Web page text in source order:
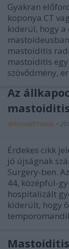
Gyakran
koponya CT
kiderül, hogy a
mastoiditis
mastoiditis
szövődmény,
Az
drHorváthTamás •
Érdekes cikk
jó újságnak
Surgery-ben.
44, középfül-
hospitalizált
kiderült, hogy